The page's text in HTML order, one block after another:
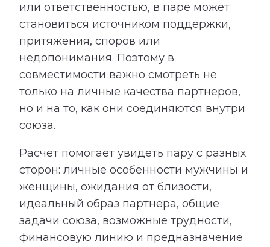
или ответственностью, в паре может
становиться источником поддержки,
притяжения, споров или
недопонимания. Поэтому в
совместимости важно смотреть не
только на личные качества партнеров,
но и на то, как они соединяются внутри
союза.
Расчет помогает увидеть пару с разных
сторон: личные особенности мужчины и
женщины, ожидания от близости,
идеальный образ партнера, общие
задачи союза, возможные трудности,
финансовую линию и предназначение